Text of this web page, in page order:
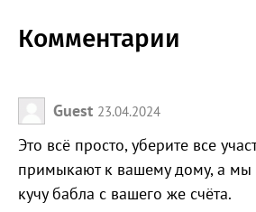
Комментарии
Guest 23.04.2024
Это всё просто, уберите все
примыкают к вашему дому, а мы
кучу бабла с вашего же счёта.